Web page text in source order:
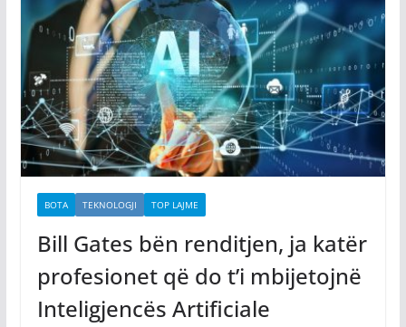
BOTA TEKNOLOGJI TOP LAJME
Bill Gates bën renditjen, ja katër
profesionet që do t’i mbijetojnë
Inteligjencës Artificiale